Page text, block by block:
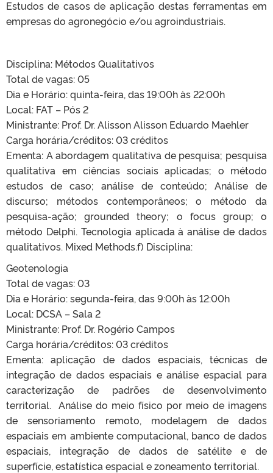
Estudos de casos de aplicação destas ferramentas em
empresas do agronegócio e/ou agroindustriais.
Disciplina: Métodos Qualitativos
Total de vagas: 05
Dia e Horário: quinta-feira, das 19:00h às 22:00h
Local: FAT – Pós 2
Ministrante: Prof. Dr. Alisson Alisson Eduardo Maehler
Carga horária/créditos: 03 créditos
Ementa: A abordagem qualitativa de pesquisa; pesquisa
qualitativa em ciências sociais aplicadas; o método
estudos de caso; análise de conteúdo; Análise de
discurso; métodos contemporâneos; o método da
pesquisa-ação; grounded theory; o focus group; o
método Delphi. Tecnologia aplicada à análise de dados
qualitativos. Mixed Methods.f) Disciplina:
Geotenologia
Total de vagas: 03
Dia e Horário: segunda-feira, das 9:00h às 12:00h
Local: DCSA – Sala 2
Ministrante: Prof. Dr. Rogério Campos
Carga horária/créditos: 03 créditos
Ementa: aplicação de dados espaciais, técnicas de
integração de dados espaciais e análise espacial para
caracterização de padrões de desenvolvimento
territorial. Análise do meio físico por meio de imagens
de sensoriamento remoto, modelagem de dados
espaciais em ambiente computacional, banco de dados
espaciais, integração de dados de satélite e de
superfície, estatística espacial e zoneamento territorial.